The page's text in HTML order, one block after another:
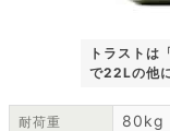
トラスト
で22Lの他
耐荷重 80kg